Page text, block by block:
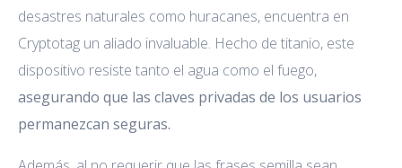
desastres naturales como huracanes, encuentra en
Cryptotag un aliado invaluable. Hecho de titanio, este
dispositivo resiste tanto el agua como el fuego,
asegurando que las claves privadas de los usuarios
permanezcan seguras.